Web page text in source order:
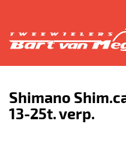
Shimano
13-25t. verp.